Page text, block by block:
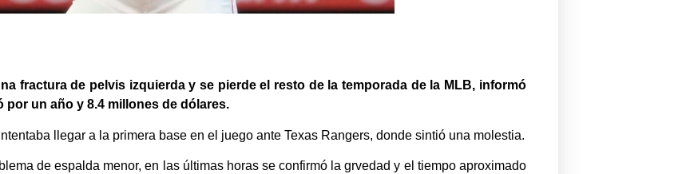
fractura de pelvis izquierda y se pierde el resto de la temporada de la MLB, informó
un año y 8.4 millones de dólares.
llegar a la primera base en el juego ante Texas Rangers, donde sintió una molestia.
de espalda menor, en las últimas horas se confirmó la grvedad y el tiempo aproximado